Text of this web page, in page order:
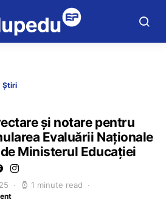
Știri
și notare pentru
Evaluării Naționale
Ministerul Educației
1 minute read